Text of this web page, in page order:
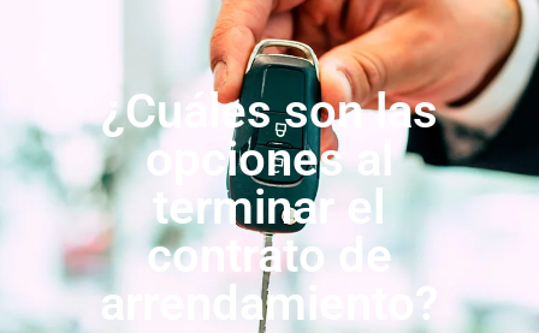
¿Cuáles son las
opciones al
terminar el
contrato de
arrendamiento?